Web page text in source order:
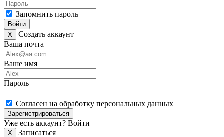
Запомнить пароль
Войти
X
Создать аккаунт
Ваша почта
Ваше имя
Пароль
Согласен на обработку персональных данных
Зарегистрироваться
Уже есть аккаунт? Войти
X
Записаться